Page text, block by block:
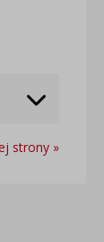
strony »